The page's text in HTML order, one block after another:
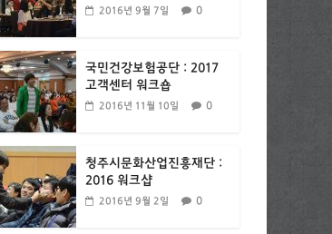
2016년 9월 7일 0
국민건강보험공단 : 2017
고객센터 워크숍
2016년 11월 10일 0
청주시문화산업진흥재단 :
2016 워크샵
2016년 9월 2일 0